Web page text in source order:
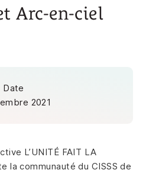
Arc-en-ciel
Date
2021
L’UNITÉ FAIT LA
la communauté du CISSS de